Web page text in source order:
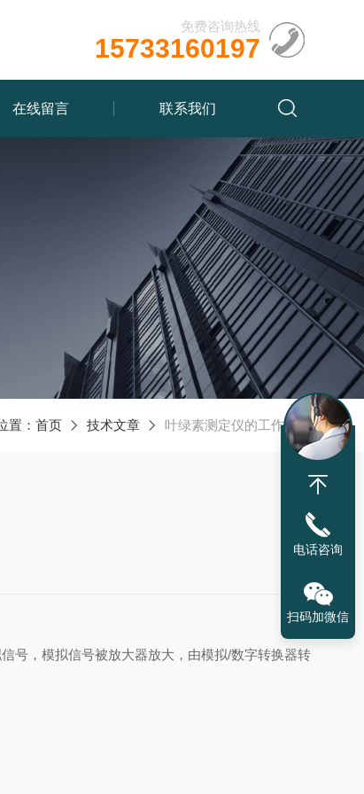
免费咨询热线
15733160197
在线留言 联系我们
置： 首页 技术文章 叶绿素测定仪的工作原理
号，模拟信号被放大器放大，由模拟/数字转换器转
电话咨询
扫码加微信